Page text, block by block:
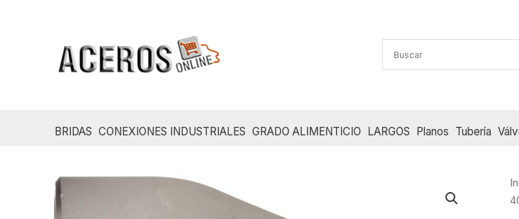
BRIDAS CONEXIONES INDUSTRIALES GRADO ALIMENTICIO LARGOS Planos Tubería